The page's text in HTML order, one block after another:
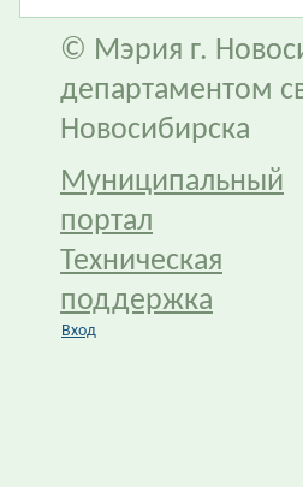
© Мэрия г.
департаментом
Новосибирска
Муниципальный
портал
Техническая
поддержка
Вход